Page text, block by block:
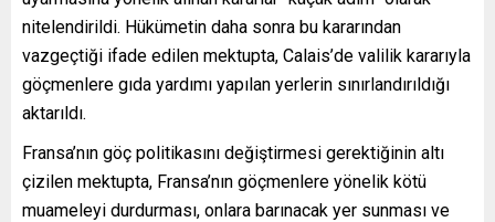
nitelendirildi. Hükümetin daha sonra bu kararından
vazgeçtiği ifade edilen mektupta, Calais’de valilik kararıyla
göçmenlere gıda yardımı yapılan yerlerin sınırlandırıldığı
aktarıldı.
Fransa’nın göç politikasını değiştirmesi gerektiğinin altı
çizilen mektupta, Fransa’nın göçmenlere yönelik kötü
muameleyi durdurması, onlara barınacak yer sunması ve